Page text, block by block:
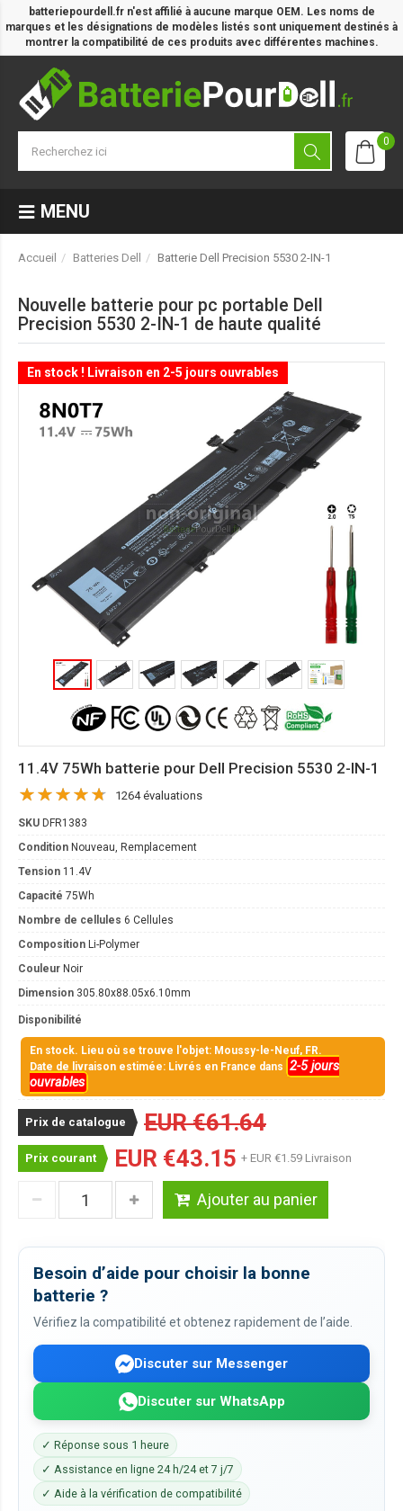
batteriepourdell.fr n'est affilié à aucune marque OEM. Les noms de
marques et les désignations de modèles listés sont uniquement destinés à
montrer la compatibilité de ces produits avec différentes machines.
0
MENU
Accueil Batteries Dell Batterie Dell Precision 5530 2-IN-1
Nouvelle batterie pour pc portable Dell
Precision 5530 2-IN-1 de haute qualité
En stock ! Livraison en 2-5 jours ouvrables
11.4V 75Wh batterie pour Dell Precision 5530 2-IN-1
1264 évaluations
SKU DFR1383
Condition Nouveau, Remplacement
Tension 11.4V
Capacité 75Wh
Nombre de cellules 6 Cellules
Composition Li-Polymer
Couleur Noir
Dimension 305.80x88.05x6.10mm
Disponibilité
En stock. Lieu où se trouve l'objet: Moussy-le-Neuf, FR.
Date de livraison estimée: Livrés en France dans 2-5 jours
ouvrables
Prix de catalogue EUR €61.64
Prix courant EUR €43.15 + EUR €1.59 Livraison
Ajouter au panier
Besoin d’aide pour choisir la bonne
batterie ?
Vérifiez la compatibilité et obtenez rapidement de l’aide.
Discuter sur Messenger
Discuter sur WhatsApp
✓ Réponse sous 1 heure
✓ Assistance en ligne 24 h/24 et 7 j/7
✓ Aide à la vérification de compatibilité